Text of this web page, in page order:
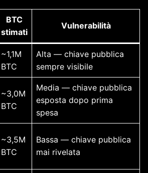
BTC
stimati
Vulnerabilità
~1,1M
BTC
Alta — chiave pubblica
sempre visibile
~3,0M
BTC
Media — chiave pubblica
esposta dopo prima
spesa
~3,5M
BTC
Bassa — chiave pubblica
mai rivelata